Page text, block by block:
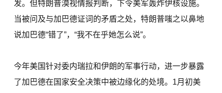
发。但特朗普漠视情报判断，下令美军轰炸伊核设施。
当被问及与加巴德证词的矛盾之处，特朗普嗤之以鼻地
说加巴德“错了”，“我不在乎她怎么说”。
今年美国针对委内瑞拉和伊朗的军事行动，进一步暴露
了加巴德在国家安全决策中被边缘化的处境。1月初美